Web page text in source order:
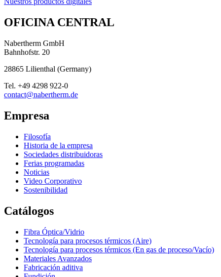
OFICINA CENTRAL
Nabertherm GmbH
Bahnhofstr. 20
28865 Lilienthal (Germany)
Tel. +49 4298 922-0
contact@nabertherm.de
Empresa
Filosofía
Historia de la empresa
Sociedades distribuidoras
Ferias programadas
Noticias
Video Corporativo
Sostenibilidad
Catálogos
Fibra Óptica/Vidrio
Tecnología para procesos térmicos (Aire)
Tecnología para procesos térmicos (En gas de proceso/Vacío)
Materiales Avanzados
Fabricación aditiva